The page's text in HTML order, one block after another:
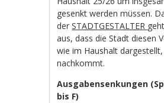
gesenkt werden müssen.
derSTADTGESTALTER
aus, dass die Stadt diesen
wie im Haushalt
nachkommt.
Ausgabensenkungen
bis F)